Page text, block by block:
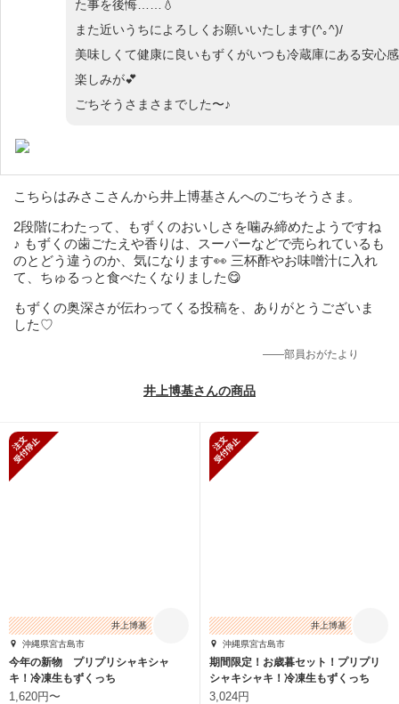
た事を後悔……💧
また近いうちによろしくお願いいたします(^｡^)/
美味しくて健康に良いもずくがいつも冷蔵庫にある安心
楽しみが💕
ごちそうさまさまでした〜♪
こちらはみさこさんから井上博基さんへのごちそうさま。
2段階にわたって、もずくのおいしさを噛み締めたようですね
♪ もずくの歯ごたえや香りは、スーパーなどで売られているも
のとどう違うのか、気になります👀 三杯酢やお味噌汁に入れ
て、ちゅるっと食べたくなりました😋
もずくの奥深さが伝わってくる投稿を、ありがとうございま
した♡
——部員おがたより
井上博基さんの商品
井上博基
沖縄県宮古島市
今年の新物 プリプリシャキシャ
キ！冷凍生もずくっち
1,620円〜
井上博基
沖縄県宮古島市
期間限定！お歳暮セット！プリプリ
シャキシャキ！冷凍生もずくっち
3,024円